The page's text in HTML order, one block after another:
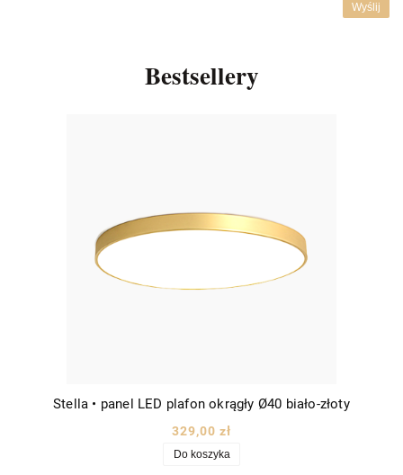
Wyślij
Bestsellery
Stella • panel LED plafon okrągły Ø40 biało-złoty
329,00 zł
Do koszyka